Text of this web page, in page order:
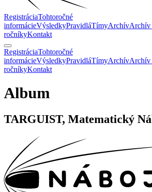
RegistráciaTohtoročné
informácieVýsledkyPravidláTímyArchívArchív
ročníkyKontakt
RegistráciaTohtoročné
informácieVýsledkyPravidláTímyArchívArchív
ročníkyKontakt
Album
TARGUIST, Matematický